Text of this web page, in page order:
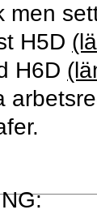
men
H5D
H6D